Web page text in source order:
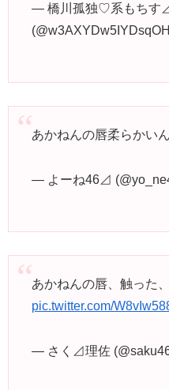
— 橋川孤独♡系もち
あかねんの唇柔らかい
— よーね46⊿
あかねんの唇、触った
pic.twitter.com/
— さく⊿理佐